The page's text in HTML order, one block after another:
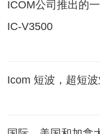
ICOM公司推出的
IC-V3500
Icom 短波，超短